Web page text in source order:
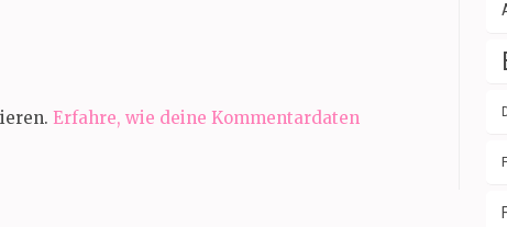
Erfahre, wie deine Kommentardaten